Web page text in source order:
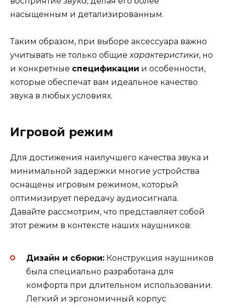
насыщенным и детализированным.
Таким образом, при выборе аксессуара важно
учитывать не только общиехарактеристики, но
и конкретные спецификации и особенности,
которые обеспечат вам идеальное качество
звука в любых условиях.
Игровой режим
Для достижения наилучшего качества звука и
минимальной задержки многие устройства
оснащены игровым режимом, который
оптимизирует передачу аудиосигнала.
Давайте рассмотрим, что представляет собой
этот режим в контексте наших наушников:
Дизайн и сборки: Конструкция наушников
была специально разработана для
комфорта при длительном использовании.
Легкий и эргономичный корпус